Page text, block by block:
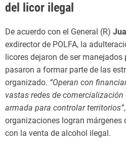
del licor ilegal
De acuerdo con el General (R)
exdirector de POLFA, la
licores dejaron de ser manejados
pasaron a formar parte de las
organizado. “Operan con
vastas redes de
armada para controlar territorios”
organizaciones logran márgenes
con la venta de alcohol ilegal.